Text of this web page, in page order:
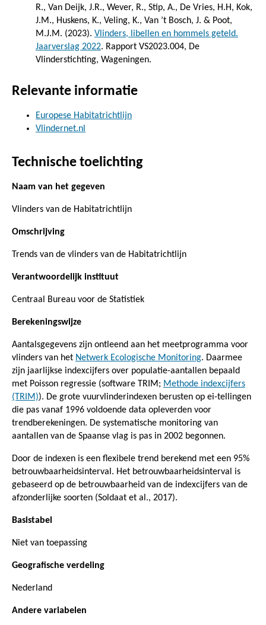
R., Van Deijk, J.R., Wever, R., Stip, A., De Vries, H.H, Kok,
J.M., Huskens, K., Veling, K., Van ’t Bosch, J. & Poot,
M.J.M. (2023). Vlinders, libellen en hommels geteld.
Jaarverslag 2022. Rapport VS2023.004, De
Vlinderstichting, Wageningen.
Relevante informatie
Europese Habitatrichtlijn
Vlindernet.nl
Technische toelichting
Naam van het gegeven
Vlinders van de Habitatrichtlijn
Omschrijving
Trends van de vlinders van de Habitatrichtlijn
Verantwoordelijk instituut
Centraal Bureau voor de Statistiek
Berekeningswijze
Aantalsgegevens zijn ontleend aan het meetprogramma voor
vlinders van het Netwerk Ecologische Monitoring. Daarmee
zijn jaarlijkse indexcijfers over populatie-aantallen bepaald
met Poisson regressie (software TRIM; Methode indexcijfers
(TRIM)). De grote vuurvlinderindexen berusten op ei-tellingen
die pas vanaf 1996 voldoende data opleverden voor
trendberekeningen. De systematische monitoring van
aantallen van de Spaanse vlag is pas in 2002 begonnen.
Door de indexen is een flexibele trend berekend met een 95%
betrouwbaarheidsinterval. Het betrouwbaarheidsinterval is
gebaseerd op de betrouwbaarheid van de indexcijfers van de
afzonderlijke soorten (Soldaat et al., 2017).
Basistabel
Niet van toepassing
Geografische verdeling
Nederland
Andere variabelen